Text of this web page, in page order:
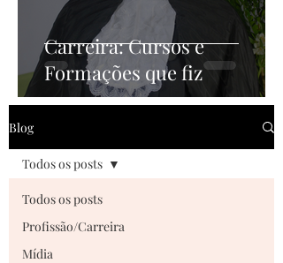
Carreira: Cursos e
Formações que fiz
Blog
Todos os posts
Profissão/Carreira
Mídia
Todos os posts